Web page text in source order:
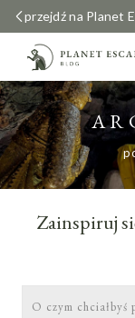
przejdź na Planet
Zainspiruj